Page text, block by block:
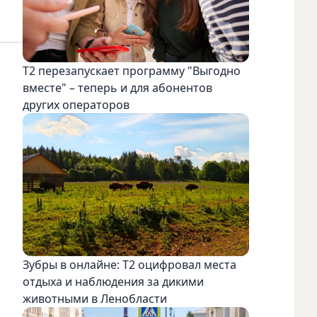
Т2 перезапускает программу "Выгодно
вместе" – теперь и для абонентов
других операторов
Зубры в онлайне: Т2 оцифровал места
отдыха и наблюдения за дикими
животными в Ленобласти